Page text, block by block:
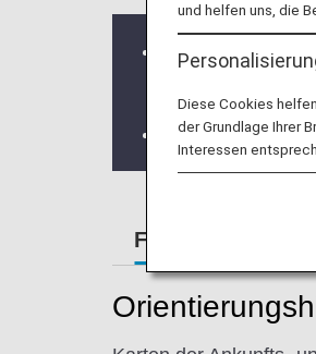
Die priorisierte
Der ANA-
Flughafenführer
und helfen uns, die
Diese Cookies
der Grundlage Ihrer
Interessen